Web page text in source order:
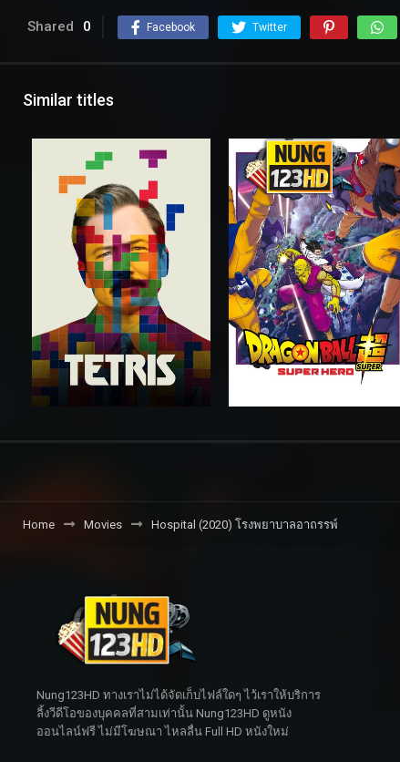
Shared 0 Facebook Twitter
Similar titles
Home Movies Hospital (2020) โรงพยาบาลอาถรรพ์
Nung123HD ทางเราไม่ได้จัดเก็บไฟล์ใดๆ ไว้เราให้บริการ
ลิ้งวีดีโอของบุคคลที่สามเท่านั้น Nung123HD ดูหนัง
ออนไลน์ฟรี ไม่มีโฆษณา ไหลลื่น Full HD หนังใหม่